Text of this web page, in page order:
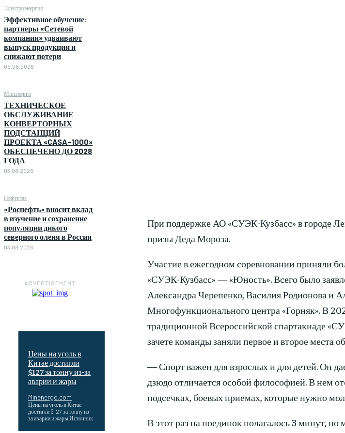
Электроэнергия
Эффективное обучение:
партнеры «Сетевой
компании» удваивают
выпуск продукции и
снижают потери
05.08.2026
Минэнерго
ТЕХНИЧЕСКОЕ
ОБСЛУЖИВАНИЕ
КОНВЕРТОРНЫХ
ПОДСТАНЦИЙ
ПРОЕКТА «CASA-1000»
ОБЕСПЕЧЕНО ДО 2028
ГОДА
03.08.2026
Нефтегаз
«Роснефть» вносит вклад
в изучение и сохранение
популяции дикого
северного оленя в России
03.08.2026
― ADVERTISEMENT ―
Цены на уголь в
Китае достигли
$127 за тонну из-за
аварии и жары
Minenergo.com
Цены на уголь в Китае
достигли $127 за тонну из-
за аварии и жары Источник
При поддержке АО «СУЭК-Кузбасс» в городе
призы Деда Мороза.
Участие в ежегодном соревновании приняли
«СУЭК-Кузбасс» — «Юность». Всего было
Александра Черепенко, Василия Родионова и
Многофункционального центра «Горняк». В
традиционной Всероссийской спартакиаде
зачете команды заняли первое и второе места
— Спорт важен для взрослых и для детей. Он
дзюдо отличается особой философией. В нем
подсечках, боевых приемах, которые нужно
В этот раз на поединок полагалось 3 минут,